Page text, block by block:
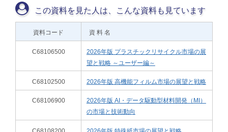
この資料を見た人は、こんな資料も見ています
資料コード 資 料 名
C68106500
2026年版 プラスチックリサイクル市場の展
望と戦略 ～ユーザー編～
C68102500 2026年版 高機能フィルム市場の展望と戦略
C68106900
2026年版 AI・データ駆動型材料開発（MI）
の市場と技術動向